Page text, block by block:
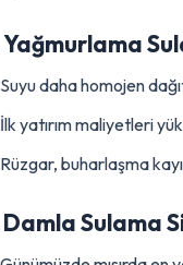
Geleneksel ve
2. Yağmurlama
Suyu daha